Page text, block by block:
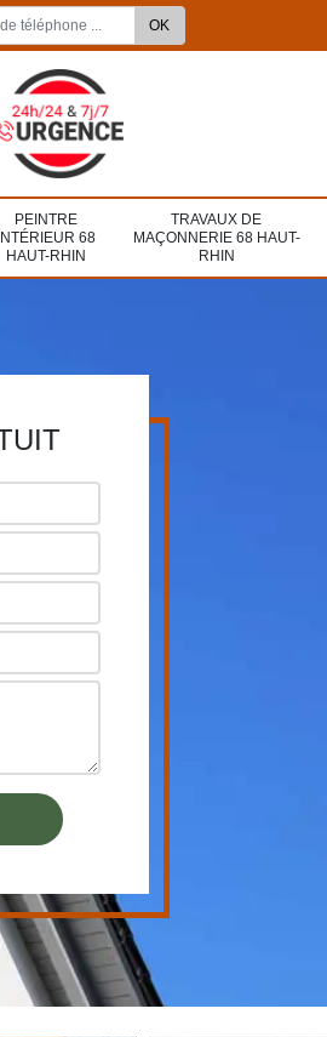
PEINTRE
68
HAUT-RHIN
TRAVAUX DE
MAÇONNERIE 68 HAUT-
RHIN